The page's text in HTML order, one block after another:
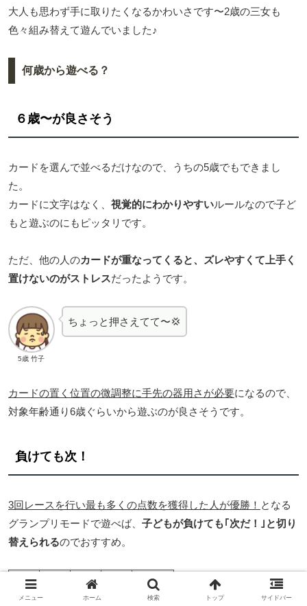
大人も思わず手に取りたくなるかわいさです〜2歳の三女も
色々組み替えて遊んでいました♪
何歳から遊べる？
６歳〜が良さそう
カードを選んで並べるだけなので、うちの5歳でもできまし
た。
カードに文字はなく、 視覚的にわかりやすいルールなので子ど
もと遊ぶのにもピッタリです。
ただ、他の人のカードが重なってくると、ズレやすくて上手く
置けないのがストレスだったようです。
5歳 竹子
ちょっと押さえてて〜💢
カードの置く位置の微調整に手先の器用さが必要になるので、
対象年齢通り6歳ぐらいから遊ぶのが良さそうです。
負けても次！
3回レースを行い最も多くの点数を獲得した人が優勝！ となる
グランプリモードで遊べば、 子どもが負けても｢次だ！｣と切り
替えられるのでおすすめ。
２位 最下位
メニュー ホーム 検索 トップ サイドバー